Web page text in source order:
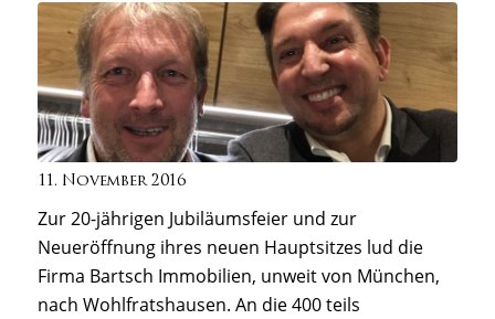
11. November 2016
Zur 20-jährigen Jubiläumsfeier und zur
Neueröffnung ihres neuen Hauptsitzes lud die
Firma Bartsch Immobilien, unweit von München,
nach Wohlfratshausen. An die 400 teils